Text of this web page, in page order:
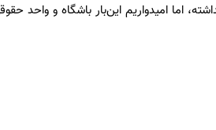
اما امیدواریم این‌بار باشگاه و واحد